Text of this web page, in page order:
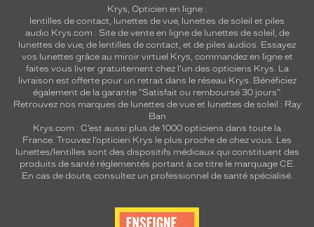
Krys, Opticien en ligne :
lentilles de contact, lunettes de vue, lunettes de soleil et piles
audio Krys.com : Site de vente en ligne de lunettes de soleil, de
lunettes de vue, de lentilles de contact, et de piles audios. Essayez
vos lunettes grâce au miroir virtuel Krys, commandez en ligne et
faites vous livrer gratuitement chez l'un des opticiens Krys. La
livraison est offerte pour un retrait dans le réseau Krys. Bénéficiez
également de la garantie "Satisfait ou remboursé 30 jours".
Retrouvez nos marques de lunettes de vue et lunettes de soleil : Ray
Ban
Krys.com : C’est aussi plus de 1000 opticiens dans toute la
France. Trouvez l’opticien Krys le plus proche de chez vous. Les
lunettes/lentilles sont des dispositifs médicaux qui constituent des
produits de santé réglementés portant à ce titre le marquage CE.
En cas de doute, consultez un professionnel de santé spécialisé.